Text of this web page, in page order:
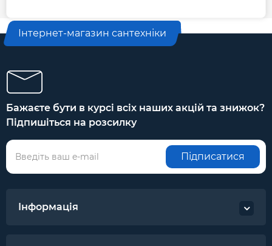
Інтернет-магазин сантехніки
Бажаєте бути в курсі всіх наших акцій та знижок?
Підпишіться на розсилку
Підписатися
Інформація